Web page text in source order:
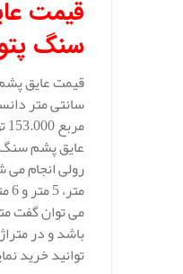
قیمت
سنگ پتویی
می توان گفت
باشد و در
توانید خرید